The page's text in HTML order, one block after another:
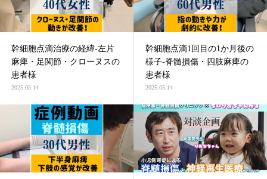
幹細胞点滴治療の経緯-左片
麻痺・足関節・クローヌスの
患者様
2025.05.14
幹細胞点滴1回目の1か月後の
様子-脊髄損傷・四肢麻痺の
患者様
2025.05.14